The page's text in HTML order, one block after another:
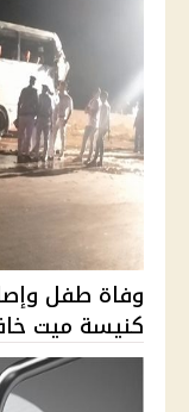
كنيسة ميت